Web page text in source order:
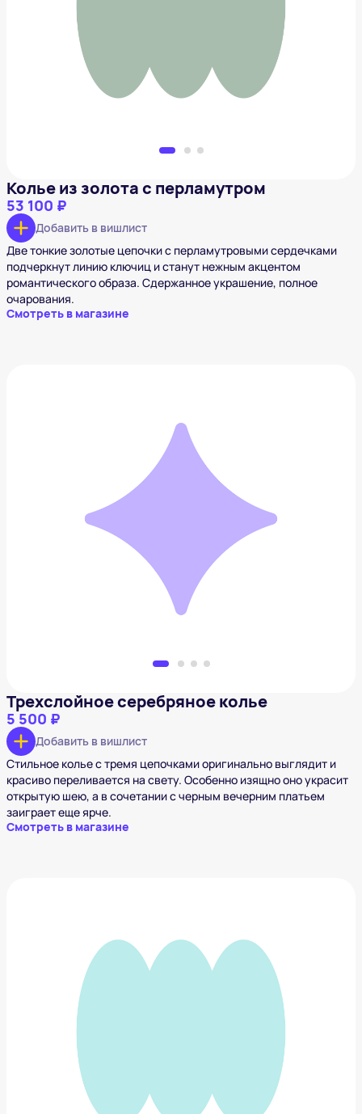
Колье из золота с перламутром
53 100 ₽
Добавить в вишлист
Две тонкие золотые цепочки с перламутровыми сердечками
подчеркнут линию ключиц и станут нежным акцентом
романтического образа. Сдержанное украшение, полное
очарования.
Смотреть в магазине
Трехслойное серебряное колье
Добавить в вишлист
Трехслойное серебряное колье
5 500 ₽
Добавить в вишлист
Стильное колье с тремя цепочками оригинально выглядит и
красиво переливается на свету. Особенно изящно оно украсит
открытую шею, а в сочетании с черным вечерним платьем
заиграет еще ярче.
Смотреть в магазине